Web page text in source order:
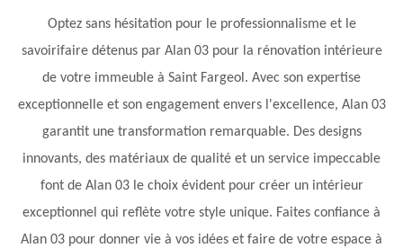
Optez sans hésitation pour le professionnalisme et le
savoirifaire détenus par Alan 03 pour la rénovation intérieure
de votre immeuble à Saint Fargeol. Avec son expertise
exceptionnelle et son engagement envers l'excellence, Alan 03
garantit une transformation remarquable. Des designs
innovants, des matériaux de qualité et un service impeccable
font de Alan 03 le choix évident pour créer un intérieur
exceptionnel qui reflète votre style unique. Faites confiance à
Alan 03 pour donner vie à vos idées et faire de votre espace à